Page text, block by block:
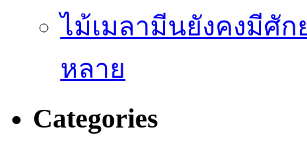
ไม้เมลามีนยังคงมีศั
หลาย
Categories